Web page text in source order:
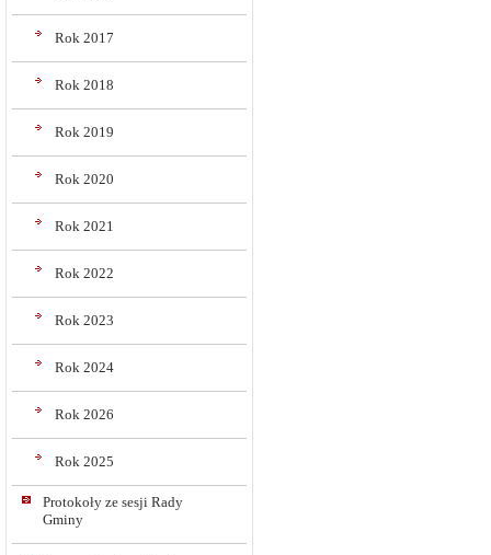
Rok 2017
Rok 2018
Rok 2019
Rok 2020
Rok 2021
Rok 2022
Rok 2023
Rok 2024
Rok 2026
Rok 2025
Protokoły ze sesji Rady
Gminy